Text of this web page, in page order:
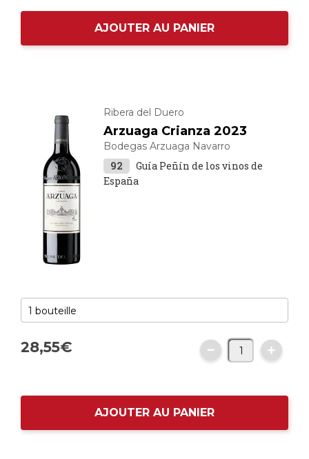
AJOUTER AU PANIER
Ribera del Duero
Arzuaga Crianza 2023
Bodegas Arzuaga Navarro
92
Guía Peñín de los vinos de
España
28,55€
AJOUTER AU PANIER